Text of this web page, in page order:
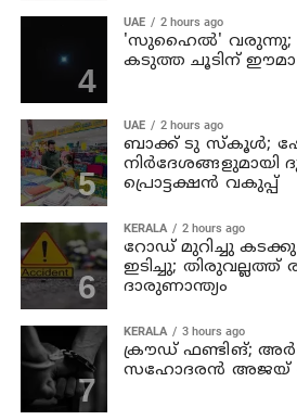
UAE 2 hours ago
'സുഹൈല്‍' വരുന്നു;
കടുത്ത ചൂടിന്
UAE 2 hours ago
ബാക്ക് ടു സ്‌കൂള്‍;
പ്രൊട്ടക്ഷന്‍ വകുപ്പ്
KERALA 2 hours ago
റോഡ് മുറിച്ചു
ഇടിച്ചു;
ദാരുണാന്ത്യം
KERALA 3 hours ago
ക്രൗഡ് ഫണ്ടിങ്;
സഹോദരന്‍ അജയ്